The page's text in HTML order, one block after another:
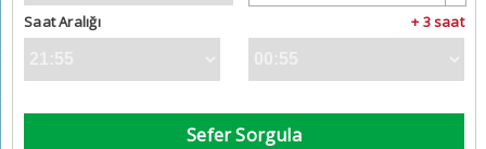
Saat Aralığı + 3 saat
Sefer Sorgula